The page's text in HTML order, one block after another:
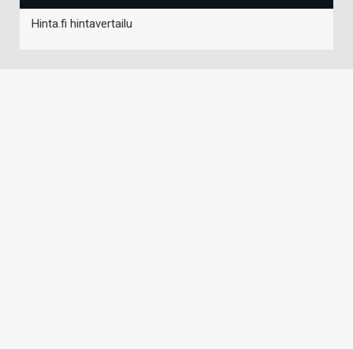
Hinta.fi hintavertailu